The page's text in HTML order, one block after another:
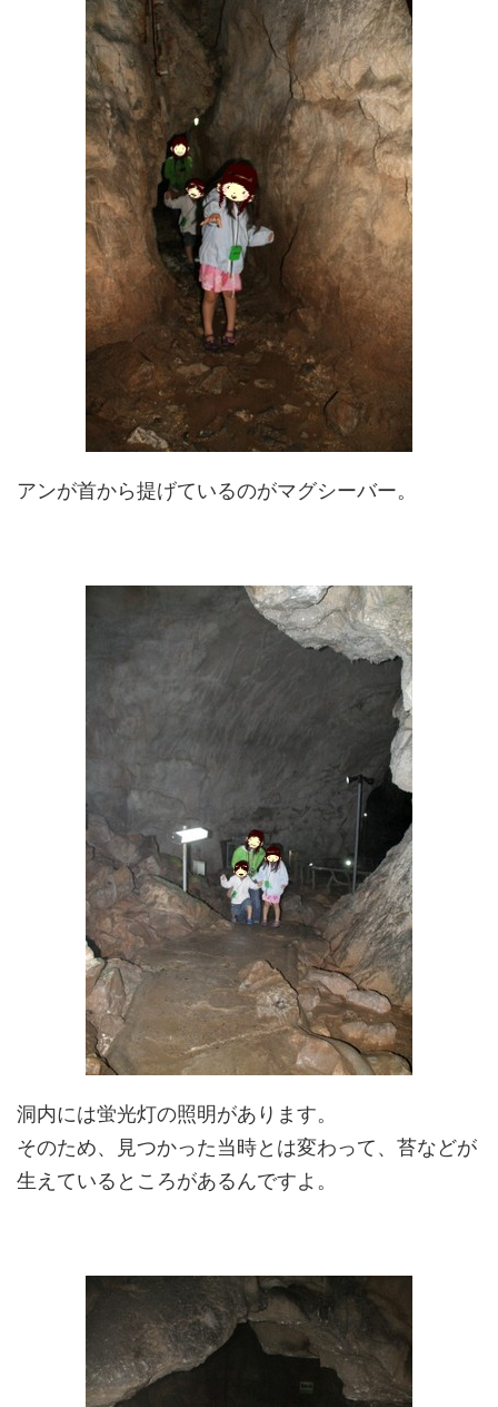
アンが首から提げているのがマグシーバー。
洞内には蛍光灯の照明があります。
そのため、見つかった当時とは変わって、苔などが
生えているところがあるんですよ。